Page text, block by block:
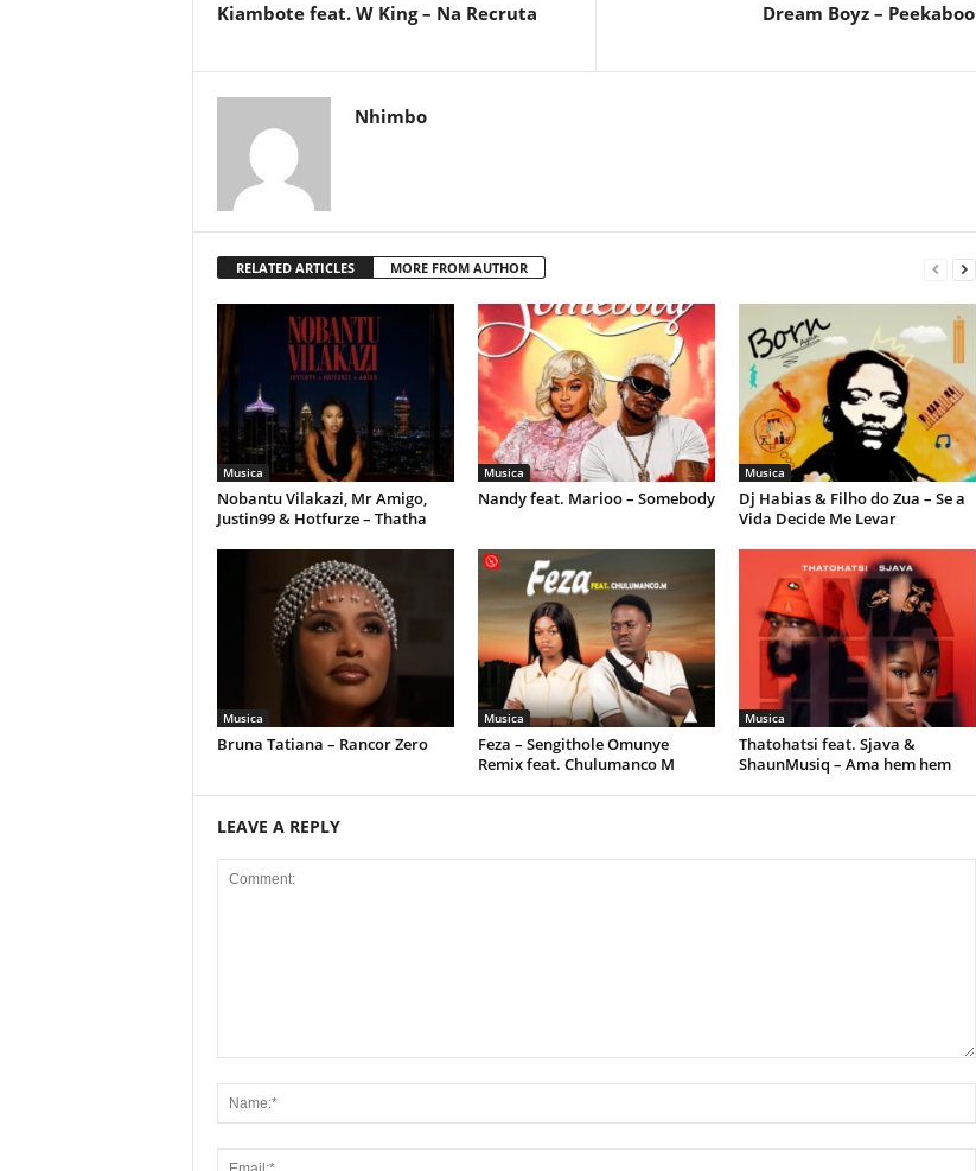
Kiambote feat. W King – Na Recruta Dream Boyz – Peekaboo
Nhimbo
RELATED ARTICLES MORE FROM AUTHOR
Musica
Nobantu Vilakazi, Mr Amigo,
Justin99 & Hotfurze – Thatha
Musica
Nandy feat. Marioo – Somebody
Musica
Dj Habias & Filho do Zua – Se a
Vida Decide Me Levar
Musica
Bruna Tatiana – Rancor Zero
Musica
Feza – Sengithole Omunye
Remix feat. Chulumanco M
Musica
Thatohatsi feat. Sjava &
ShaunMusiq – Ama hem hem
LEAVE A REPLY